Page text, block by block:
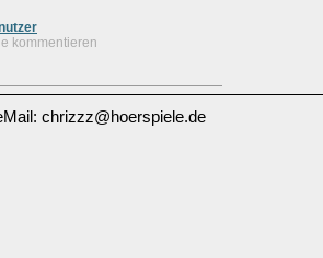
kommentieren
chrizzz@hoerspiele.de